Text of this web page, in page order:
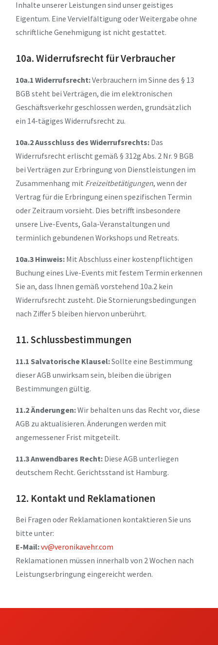
Inhalte unserer Leistungen sind unser geistiges
Eigentum. Eine Vervielfältigung oder Weitergabe ohne
schriftliche Genehmigung ist nicht gestattet.
10a. Widerrufsrecht für Verbraucher
10a.1 Widerrufsrecht:Verbrauchern im Sinne des § 13
BGB steht bei Verträgen, die im elektronischen
Geschäftsverkehr geschlossen werden, grundsätzlich
ein 14-tägiges Widerrufsrecht zu.
10a.2 Ausschluss des Widerrufsrechts: Das
Widerrufsrecht erlischt gemäß § 312g Abs. 2 Nr. 9 BGB
bei Verträgen zur Erbringung von Dienstleistungen im
Zusammenhang mit Freizeitbetätigungen, wenn der
Vertrag für die Erbringung einen spezifischen Termin
oder Zeitraum vorsieht. Dies betrifft insbesondere
unsere Live-Events, Gala-Veranstaltungen und
terminlich gebundenen Workshops und Retreats.
10a.3 Hinweis: Mit Abschluss einer kostenpflichtigen
Buchung eines Live-Events mit festem Termin erkennen
Sie an, dass Ihnen gemäß vorstehend 10a.2 kein
Widerrufsrecht zusteht. Die Stornierungsbedingungen
nach Ziffer 5 bleiben hiervon unberührt.
11. Schlussbestimmungen
11.1 Salvatorische Klausel:Sollte eine Bestimmung
dieser AGB unwirksam sein, bleiben die übrigen
Bestimmungen gültig.
11.2 Änderungen:Wir behalten uns das Recht vor, diese
AGB zu aktualisieren. Änderungen werden mit
angemessener Frist mitgeteilt.
11.3 Anwendbares Recht: Diese AGB unterliegen
deutschem Recht. Gerichtsstand ist Hamburg.
12. Kontakt und Reklamationen
Bei Fragen oder Reklamationen kontaktieren Sie uns
bitte unter:
E-Mail:vv@veronikavehr.com
Reklamationen müssen innerhalb von 2 Wochen nach
Leistungserbringung eingereicht werden.